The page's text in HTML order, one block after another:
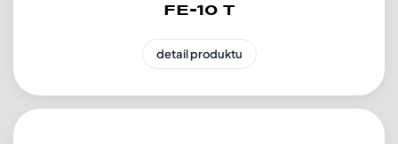
FE-10 T
detail produktu